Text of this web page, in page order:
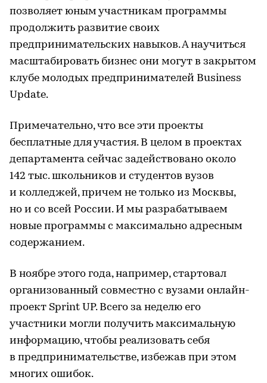
позволяет юным участникам программы
продолжить развитие своих
предпринимательских навыков. А научиться
масштабировать бизнес они могут в закрытом
клубе молодых предпринимателей Business
Update.
Примечательно, что все эти проекты
бесплатные для участия. В целом в проектах
департамента сейчас задействовано около
142 тыс. школьников и студентов вузов
и колледжей, причем не только из Москвы,
но и со всей России. И мы разрабатываем
новые программы с максимально адресным
содержанием.
В ноябре этого года, например, стартовал
организованный совместно с вузами онлайн-
проект Sprint UP. Всего за неделю его
участники могли получить максимальную
информацию, чтобы реализовать себя
в предпринимательстве, избежав при этом
многих ошибок.